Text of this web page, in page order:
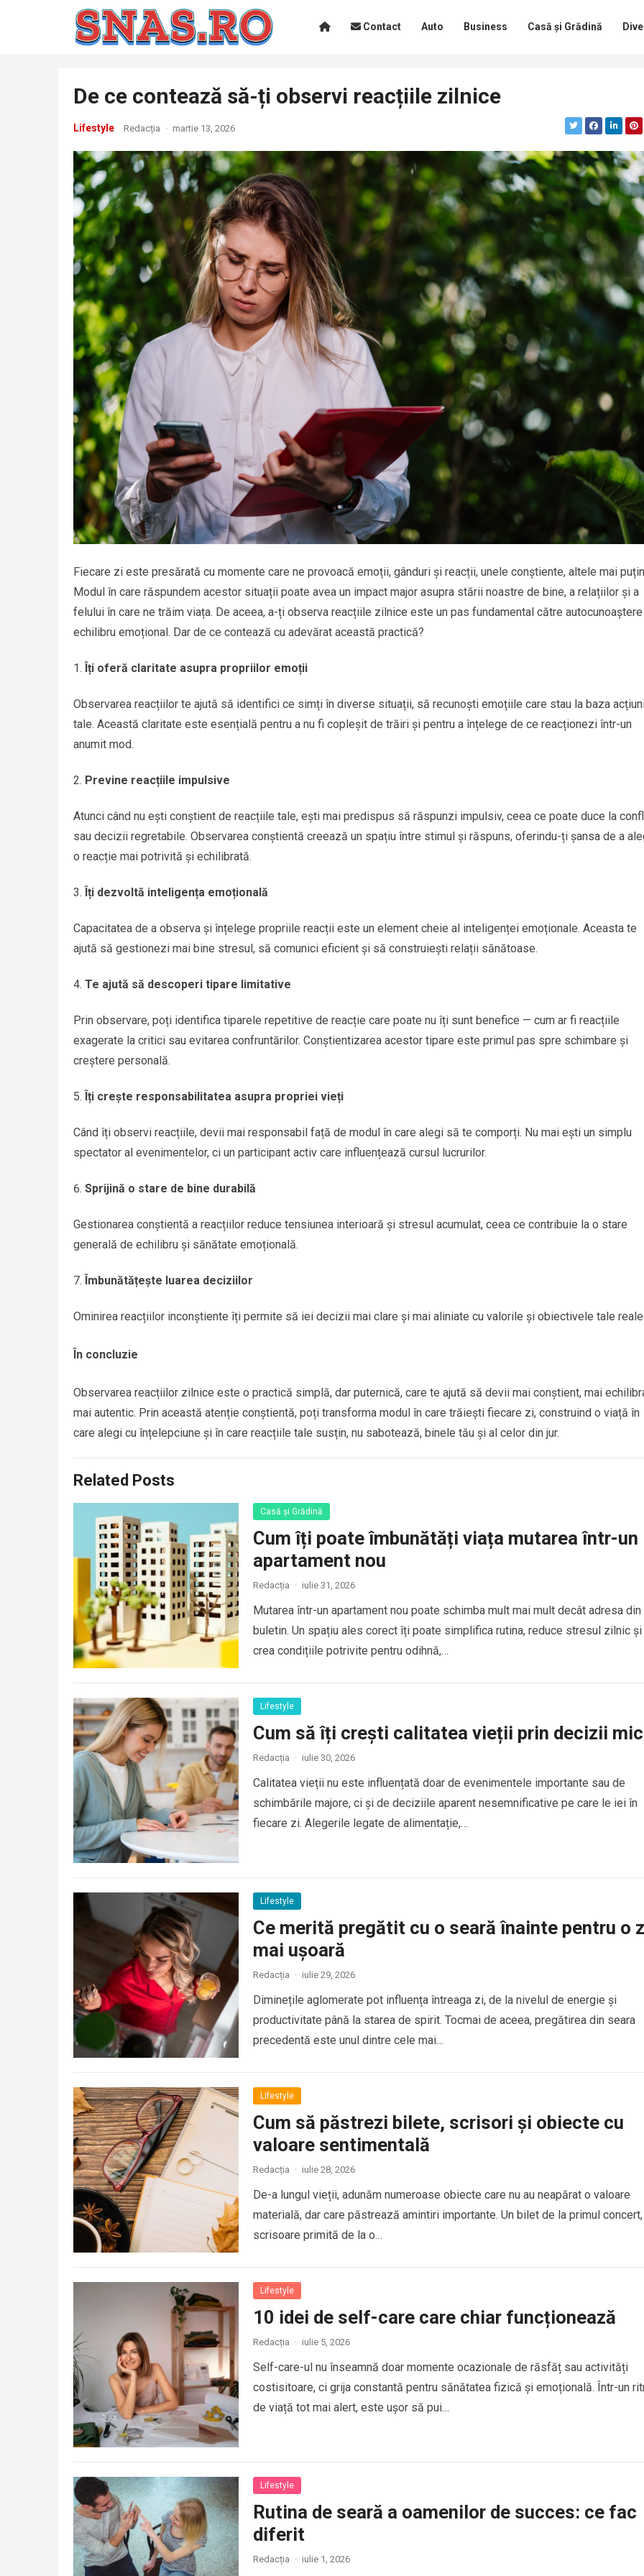
Contact Auto Business Casă și Grădină
De ce contează să-ți observi reacțiile zilnice
Lifestyle Redacția · martie 13, 2026
Fiecare zi este presărată cu momente care ne provoacă emoții, gânduri și reacții, unele conștiente, altele mai
Modul în care răspundem acestor situații poate avea un impact major asupra stării noastre de bine, a relațiilor și a
felului în care ne trăim viața. De aceea, a-ți observa reacțiile zilnice este un pas fundamental către
echilibru emoțional. Dar de ce contează cu adevărat această practică?
Îți oferă claritate asupra propriilor emoții
Observarea reacțiilor te ajută să identifici ce simți în diverse situații, să recunoști emoțiile care stau la baza
tale. Această claritate este esențială pentru a nu fi copleșit de trăiri și pentru a înțelege de ce reacționezi într-un
anumit mod.
Previne reacțiile impulsive
Atunci când nu ești conștient de reacțiile tale, ești mai predispus să răspunzi impulsiv, ceea ce poate duce la
sau decizii regretabile. Observarea conștientă creează un spațiu între stimul și răspuns, oferindu-ți șansa de a
o reacție mai potrivită și echilibrată.
Îți dezvoltă inteligența emoțională
Capacitatea de a observa și înțelege propriile reacții este un element cheie al inteligenței emoționale. Aceasta te
ajută să gestionezi mai bine stresul, să comunici eficient și să construiești relații sănătoase.
Te ajută să descoperi tipare limitative
Prin observare, poți identifica tiparele repetitive de reacție care poate nu îți sunt benefice — cum ar fi reacțiile
exagerate la critici sau evitarea confruntărilor. Conștientizarea acestor tipare este primul pas spre schimbare și
creștere personală.
Îți crește responsabilitatea asupra propriei vieți
Când îți observi reacțiile, devii mai responsabil față de modul în care alegi să te comporți. Nu mai ești un simplu
spectator al evenimentelor, ci un participant activ care influențează cursul lucrurilor.
Sprijină o stare de bine durabilă
Gestionarea conștientă a reacțiilor reduce tensiunea interioară și stresul acumulat, ceea ce contribuie la o stare
generală de echilibru și sănătate emoțională.
Îmbunătățește luarea deciziilor
Ominirea reacțiilor inconștiente îți permite să iei decizii mai clare și mai aliniate cu valorile și obiectivele tale
În concluzie
Observarea reacțiilor zilnice este o practică simplă, dar puternică, care te ajută să devii mai conștient, mai
mai autentic. Prin această atenție conștientă, poți transforma modul în care trăiești fiecare zi, construind o viață în
care alegi cu înțelepciune și în care reacțiile tale susțin, nu sabotează, binele tău și al celor din jur.
Related Posts
Casă și Grădină
Cum îți poate îmbunătăți viața mutarea într-un
apartament nou
Redacția · iulie 31, 2026
Mutarea într-un apartament nou poate schimba mult mai mult decât adresa din
buletin. Un spațiu ales corect îți poate simplifica rutina, reduce stresul zilnic și
crea condițiile potrivite pentru odihnă,…
Lifestyle
Cum să îți crești calitatea vieții prin decizii
Redacția · iulie 30, 2026
Calitatea vieții nu este influențată doar de evenimentele importante sau de
schimbările majore, ci și de deciziile aparent nesemnificative pe care le iei în
fiecare zi. Alegerile legate de alimentație,…
Lifestyle
Ce merită pregătit cu o seară înainte pentru o
mai ușoară
Redacția · iulie 29, 2026
Diminețile aglomerate pot influența întreaga zi, de la nivelul de energie și
productivitate până la starea de spirit. Tocmai de aceea, pregătirea din seara
precedentă este unul dintre cele mai…
Lifestyle
Cum să păstrezi bilete, scrisori și obiecte cu
valoare sentimentală
Redacția · iulie 28, 2026
De-a lungul vieții, adunăm numeroase obiecte care nu au neapărat o valoare
materială, dar care păstrează amintiri importante. Un bilet de la primul
scrisoare primită de la o…
Lifestyle
10 idei de self-care care chiar funcționează
Redacția · iulie 5, 2026
Self-care-ul nu înseamnă doar momente ocazionale de răsfăț sau activități
costisitoare, ci grija constantă pentru sănătatea fizică și emoțională. Într-un
de viață tot mai alert, este ușor să pui…
Lifestyle
Rutina de seară a oamenilor de succes: ce fac
diferit
Redacția · iulie 1, 2026